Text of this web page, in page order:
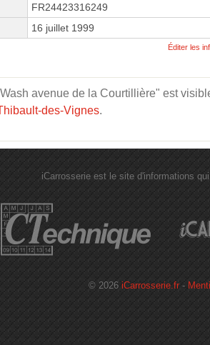
FR24423316249
16 juillet 1999
Éditer les
avenue de la Courtillière" est
des-Vignes.
iCarrosserie est le site d'informations
© 2026 iCarrosserie.fr -